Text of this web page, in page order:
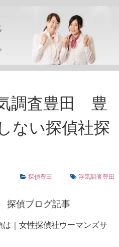
調査豊田 豊
ない探偵社探
探偵豊田 浮気調査豊田
探偵ブログ記事
｜女性探偵社ウーマンズサ